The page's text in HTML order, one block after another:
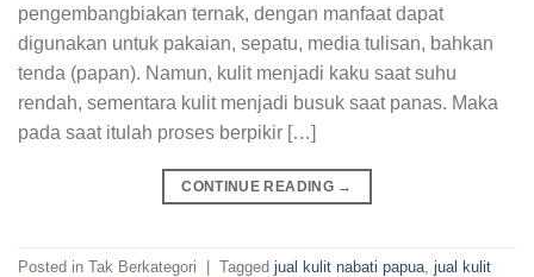
pengembangbiakan ternak, dengan manfaat dapat
digunakan untuk pakaian, sepatu, media tulisan, bahkan
tenda (papan). Namun, kulit menjadi kaku saat suhu
rendah, sementara kulit menjadi busuk saat panas. Maka
pada saat itulah proses berpikir […]
CONTINUE READING →
Posted in Tak Berkategori Tagged jual kulit nabati papua jual kulit